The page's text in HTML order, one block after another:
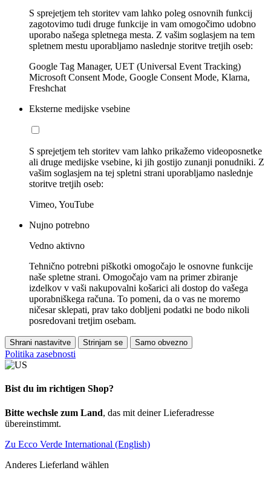
S sprejetjem teh storitev vam lahko poleg osnovnih funkcij
zagotovimo tudi druge funkcije in vam omogočimo udobno
uporabo našega spletnega mesta. Z vašim soglasjem na tem
spletnem mestu uporabljamo naslednje storitve tretjih oseb:
Google Tag Manager, UET (Universal Event Tracking)
Microsoft Consent Mode, Google Consent Mode, Klarna,
Freshchat
Eksterne medijske vsebine
S sprejetjem teh storitev vam lahko prikažemo videoposnetke
ali druge medijske vsebine, ki jih gostijo zunanji ponudniki. Z
vašim soglasjem na tej spletni strani uporabljamo naslednje
storitve tretjih oseb:
Vimeo, YouTube
Nujno potrebno
Vedno aktivno
Tehnično potrebni piškotki omogočajo le osnovne funkcije
naše spletne strani. Omogočajo vam na primer zbiranje
izdelkov v vaši nakupovalni košarici ali dostop do vašega
uporabniškega računa. To pomeni, da o vas ne moremo
ničesar sklepati, prav tako dobljeni podatki ne bodo nikoli
posredovani tretjim osebam.
Shrani nastavitve Strinjam se Samo obvezno
Politika zasebnosti
Bist du im richtigen Shop?
Bitte wechsle zum Land, das mit deiner Lieferadresse
übereinstimmt.
Zu Ecco Verde International (English)
Anderes Lieferland wählen